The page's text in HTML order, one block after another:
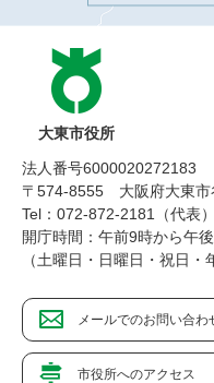
大東市役所
法人番号6000020272183
〒574-8555 大阪府大東市
Tel：072-872-2181（代表）
開庁時間：午前9時から午
（土曜日・日曜日・祝日・
メールでのお問い合わ
市役所へのアクセス